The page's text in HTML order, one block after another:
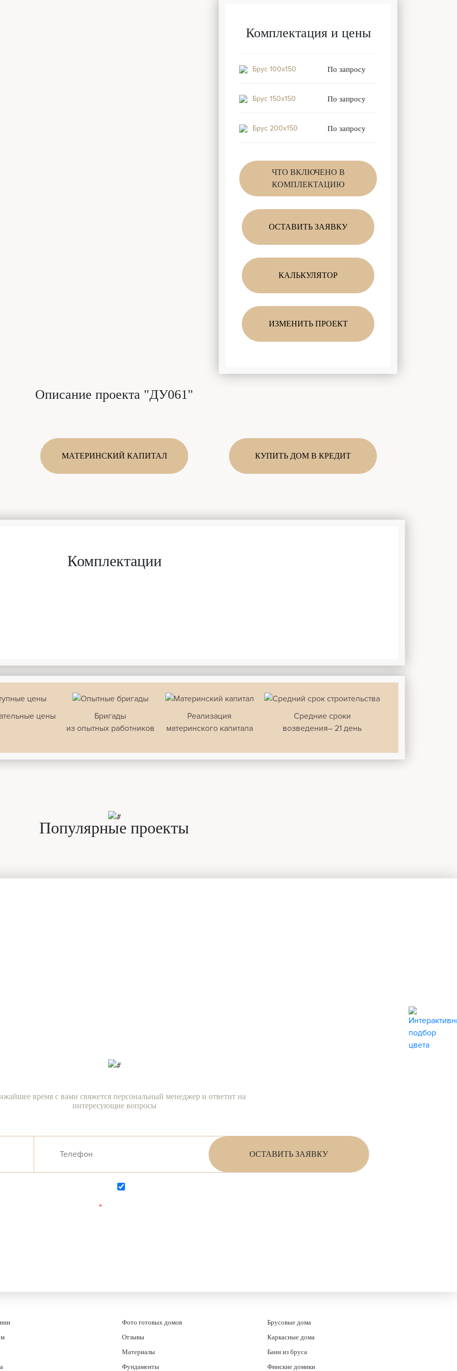
Комплектация и цены
Брус 100x150 По запросу
Брус 150x150 По запросу
Брус 200x150 По запросу
ЧТО ВКЛЮЧЕНО В
КОМПЛЕКТАЦИЮ
ОСТАВИТЬ ЗАЯВКУ
КАЛЬКУЛЯТОР
ИЗМЕНИТЬ ПРОЕКТ
Описание проекта "ДУ061"
МАТЕРИНСКИЙ КАПИТАЛ КУПИТЬ ДОМ В КРЕДИТ
Комплектации
цены
Бригады
из опытных работников
Реализация
материнского капитала
Средние сроки
возведения– 21 день
Популярные проекты
время с вами свяжется персональный менеджер и ответит на
интересующие вопросы
ОСТАВИТЬ ЗАЯВКУ
*
Фото готовых домов
Отзывы
Материалы
Фундаменты
Брусовые дома
Каркасные дома
Бани из бруса
Финские домики